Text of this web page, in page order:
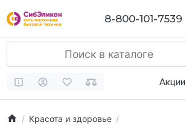
8-800-101-7539
Акции
Красота и здоровье
8-800-101-7539